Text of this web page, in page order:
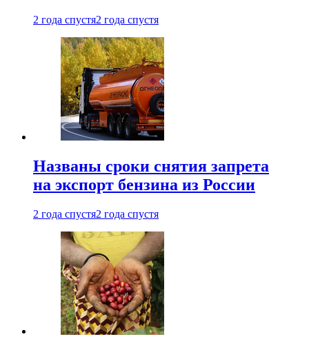
2 года спустя2 года спустя
Названы сроки снятия запрета
на экспорт бензина из России
2 года спустя2 года спустя